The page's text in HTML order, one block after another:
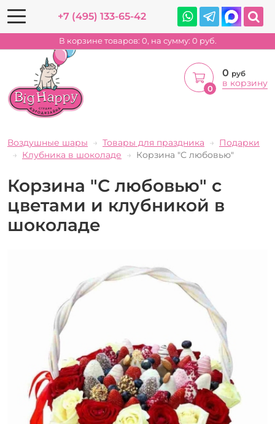
+7 (495) 133-65-42
В корзине товаров: 0, на сумму: 0 руб.
0
0 руб
в корзину
Воздушные шары Товары для праздника
Подарки
Клубника в шоколаде
Корзина "С любовью"
Корзина "С любовью" с
цветами и клубникой в
шоколаде